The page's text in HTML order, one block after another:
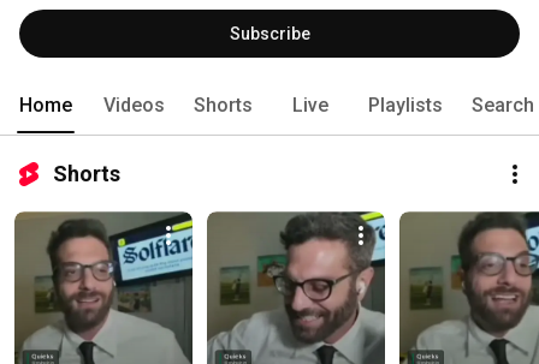
Subscribe
Home Videos Shorts Live Playlists Search
Shorts